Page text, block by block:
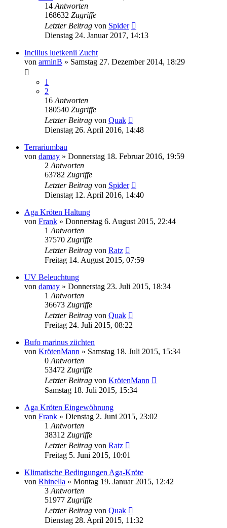
14 Antworten
168632 Zugriffe
Letzter Beitrag von Spider
Dienstag 24. Januar 2017, 14:13
Incilius luetkenii Zucht
von arminB » Samstag 27. Dezember 2014, 18:29
1
2
16 Antworten
180540 Zugriffe
Letzter Beitrag von Quak
Dienstag 26. April 2016, 14:48
Terrariumbau
von damay » Donnerstag 18. Februar 2016, 19:59
2 Antworten
63782 Zugriffe
Letzter Beitrag von Spider
Dienstag 12. April 2016, 14:40
Aga Kröten Haltung
von Frank » Donnerstag 6. August 2015, 22:44
1 Antworten
37570 Zugriffe
Letzter Beitrag von Ratz
Freitag 14. August 2015, 07:59
UV Beleuchtung
von damay » Donnerstag 23. Juli 2015, 18:34
1 Antworten
36673 Zugriffe
Letzter Beitrag von Quak
Freitag 24. Juli 2015, 08:22
Bufo marinus züchten
von KrötenMann » Samstag 18. Juli 2015, 15:34
0 Antworten
53472 Zugriffe
Letzter Beitrag von KrötenMann
Samstag 18. Juli 2015, 15:34
Aga Kröten Eingewöhnung
von Frank » Dienstag 2. Juni 2015, 23:02
1 Antworten
38312 Zugriffe
Letzter Beitrag von Ratz
Freitag 5. Juni 2015, 10:01
Klimatische Bedingungen Aga-Kröte
von Rhinella » Montag 19. Januar 2015, 12:42
3 Antworten
51977 Zugriffe
Letzter Beitrag von Quak
Dienstag 28. April 2015, 11:32